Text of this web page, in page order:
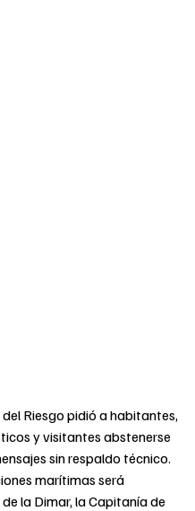
Riesgo pidió a habitantes,
y visitantes abstenerse
sin respaldo técnico.
marítimas será
la Dimar, la Capitanía de